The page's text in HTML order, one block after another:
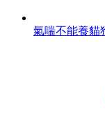
氣喘不能養貓